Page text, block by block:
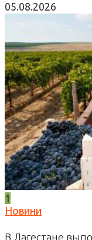
05.08.2026
1
Новини
В Дагестане